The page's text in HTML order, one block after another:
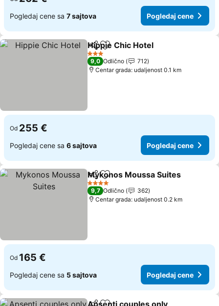
Pogledaj cene sa 7 sajtova Pogledaj cene
Deli Dodati u favorite
Hippie Chic Hotel
3 Zvezdice
9,0 Odlično
712
Centar grada: udaljenost 0.1 km
Od 255 €
Pogledaj cene sa 6 sajtova Pogledaj cene
Deli Dodati u favorite
Mykonos Moussa Suites
4 Zvezdice
9,7 Odlično
362
Centar grada: udaljenost 0.2 km
Od 165 €
Pogledaj cene sa 5 sajtova Pogledaj cene
Apsenti couples only